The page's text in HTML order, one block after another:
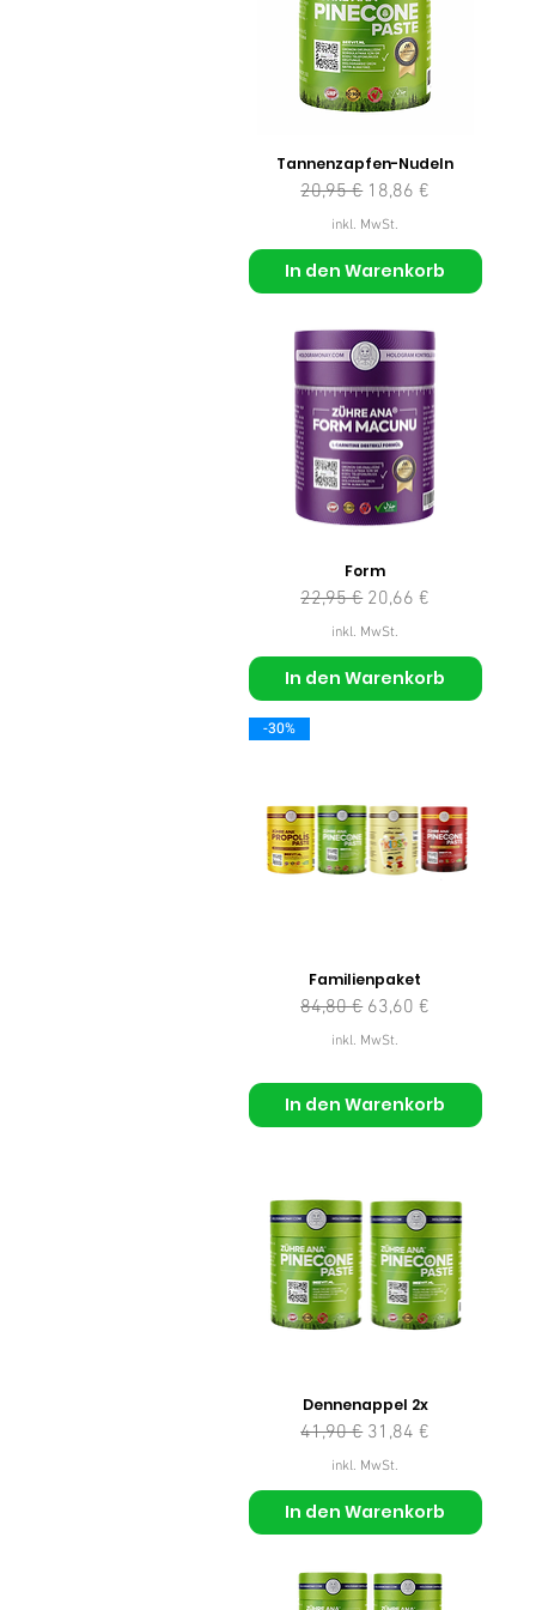
Tannenzapfen-Nudeln
Standardpreis
20,95 € Sale-Preis
18,86 €
inkl. MwSt.
In den Warenkorb
Form
Standardpreis
22,95 € Sale-Preis
20,66 €
inkl. MwSt.
In den Warenkorb
-30%
Familienpaket
Standardpreis
84,80 € Sale-Preis
63,60 €
inkl. MwSt.
In den Warenkorb
Dennenappel 2x
Standardpreis
41,90 € Sale-Preis
31,84 €
inkl. MwSt.
In den Warenkorb